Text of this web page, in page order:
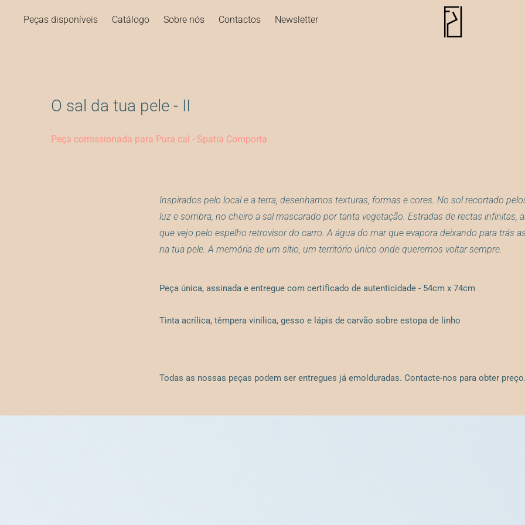
Peças disponíveis Catálogo Sobre nós Contactos Newsletter
O sal da tua pele - II
Peça comissionada para Pura cal - Spatia Comporta
Inspirados pelo local e a terra, desenhamos texturas, formas e cores. No sol recortado
luz e sombra, no cheiro a sal mascarado por tanta vegetação. Estradas de rectas infinitas,
que vejo pelo espelho retrovisor do carro. A água do mar que evapora deixando para trás
na tua pele. A memória de um sítio, um território único onde queremos voltar sempre.
Peça única, assinada e entregue com certificado de autenticidade - 54cm x 74cm
Tinta acrílica, têmpera vinílica, gesso e lápis de carvão sobre estopa de linho
Todas as nossas peças podem ser entregues já emolduradas. Contacte-nos para obter